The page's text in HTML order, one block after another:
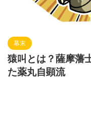
幕末
猿叫とは？薩摩藩
た薬丸自顕流